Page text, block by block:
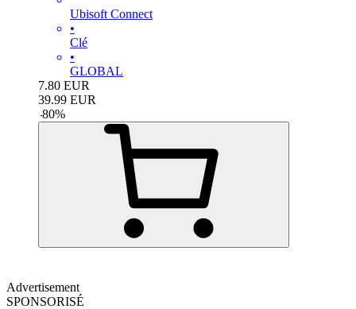
Ubisoft Connect
•
Clé
•
GLOBAL
7.80 EUR
39.99 EUR
-80%
Advertisement
SPONSORISÉ